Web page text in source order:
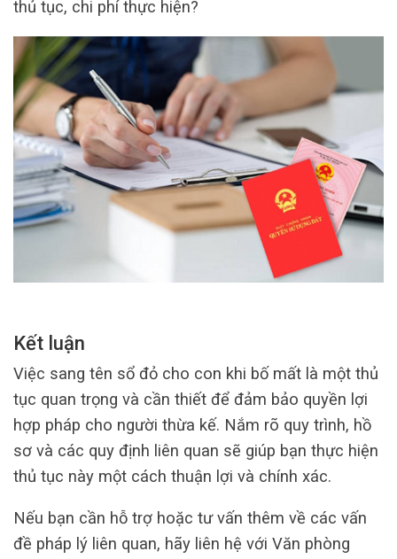
thủ tục, chi phí thực hiện?
Kết luận
Việc sang tên sổ đỏ cho con khi bố mất là một thủ
tục quan trọng và cần thiết để đảm bảo quyền lợi
hợp pháp cho người thừa kế. Nắm rõ quy trình, hồ
sơ và các quy định liên quan sẽ giúp bạn thực hiện
thủ tục này một cách thuận lợi và chính xác.
Nếu bạn cần hỗ trợ hoặc tư vấn thêm về các vấn
đề pháp lý liên quan, hãy liên hệ với Văn phòng